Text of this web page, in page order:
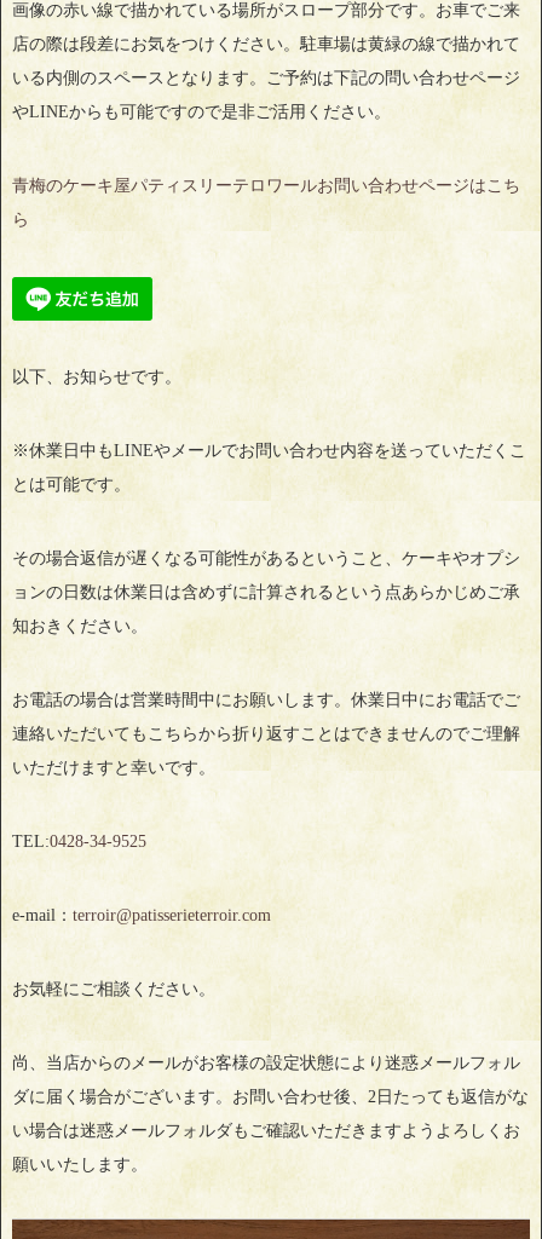
画像の赤い線で描かれている場所がスロープ部分です。お車でご来
店の際は段差にお気をつけください。駐車場は黄緑の線で描かれて
いる内側のスペースとなります。ご予約は下記の問い合わせページ
やLINEからも可能ですので是非ご活用ください。
青梅のケーキ屋パティスリーテロワールお問い合わせページはこち
ら
以下、お知らせです。
※休業日中もLINEやメールでお問い合わせ内容を送っていただくこ
とは可能です。
その場合返信が遅くなる可能性があるということ、ケーキやオプシ
ョンの日数は休業日は含めずに計算されるという点あらかじめご承
知おきください。
お電話の場合は営業時間中にお願いします。休業日中にお電話でご
連絡いただいてもこちらから折り返すことはできませんのでご理解
いただけますと幸いです。
TEL:0428‐34‐9525
e-mail： terroir@patisserieterroir.com
お気軽にご相談ください。
尚、当店からのメールがお客様の設定状態により迷惑メールフォル
ダに届く場合がございます。お問い合わせ後、2日たっても返信がな
い場合は迷惑メールフォルダもご確認いただきますようよろしくお
願いいたします。